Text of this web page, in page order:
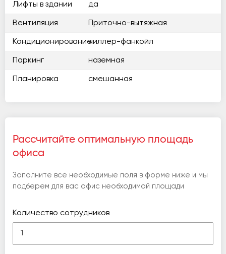
Лифты в здании да
Вентиляция Приточно-вытяжная
Кондиционированиечиллер-фанкойл
Паркинг наземная
Планировка смешанная
Рассчитайте оптимальную площадь
офиса
Заполните все необходимые поля в форме ниже и мы
подберем для вас офис необходимой площади
Количество сотрудников